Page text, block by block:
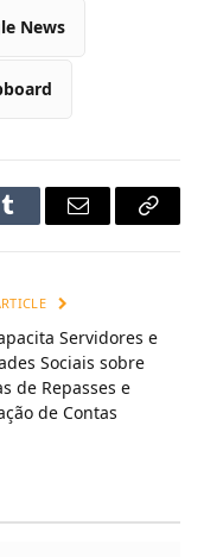
News
Tumblr Email
Copy
Servidores e
Sociais sobre
de Repasses e
de Contas